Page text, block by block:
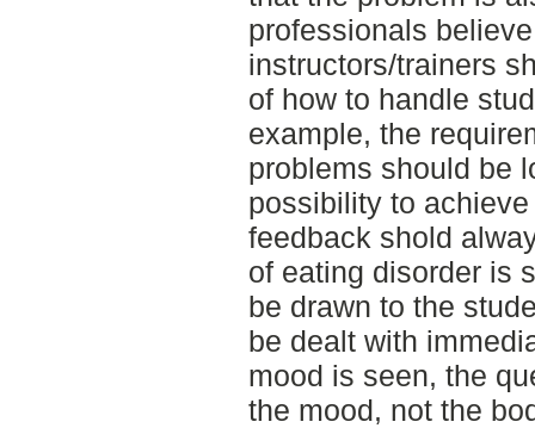
professionals
instructors/trainers
of how to handle
example, the
problems should be
possibility to
feedback shold
of eating disorder is
be drawn to the
be dealt with
mood is seen, the
the mood, not the